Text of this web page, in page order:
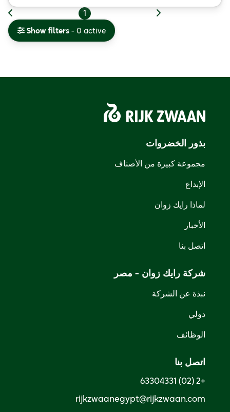
1
Show filters - 0 active
بذور الخضروات
مجموعة كبيرة من الأصناف
الإبداع
لماذا رايك زوان
الأخبار
اتصل بنا
شركة رايك زوان - مصر
نبذة عن الشركة
دولي
الوظائف
اتصل بنا
+2 (02) 63304331
rijkzwaanegypt@rijkzwaan.com